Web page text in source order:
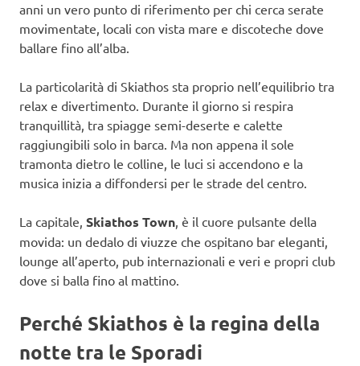
anni un vero punto di riferimento per chi cerca serate
movimentate, locali con vista mare e discoteche dove
ballare fino all’alba.
La particolarità di Skiathos sta proprio nell’equilibrio tra
relax e divertimento. Durante il giorno si respira
tranquillità, tra spiagge semi-deserte e calette
raggiungibili solo in barca. Ma non appena il sole
tramonta dietro le colline, le luci si accendono e la
musica inizia a diffondersi per le strade del centro.
La capitale, Skiathos Town, è il cuore pulsante della
movida: un dedalo di viuzze che ospitano bar eleganti,
lounge all’aperto, pub internazionali e veri e propri club
dove si balla fino al mattino.
Perché Skiathos è la regina della
notte tra le Sporadi